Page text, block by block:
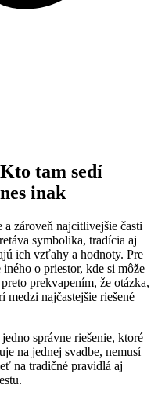
tam sedí
inak
zároveň najcitlivejšie časti
symbolika, tradícia aj
ich vzťahy a hodnoty. Pre
o priestor, kde si môže
prekvapením, že otázka,
najčastejšie riešené
správne riešenie, ktoré
na jednej svadbe, nemusí
na tradičné pravidlá aj